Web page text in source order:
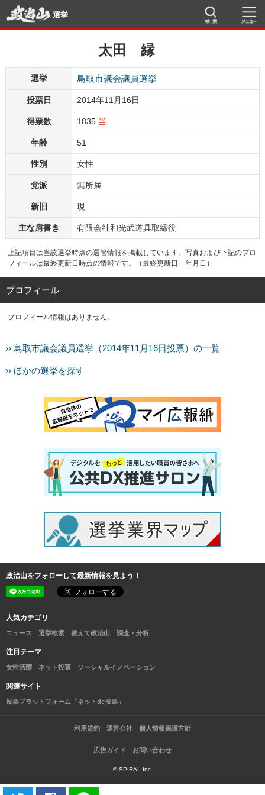
選挙
太田 縁
選挙 鳥取市議会議員選挙
投票日 2014年11月16日
得票数 1835 当
年齢 51
性別 女性
党派 無所属
新旧 現
主な肩書き 有限会社和光武道具取締役
上記項目は当該選挙時点の選管情報を掲載しています。写真および下記のプロ
フィールは最終更新日時点の情報です。（最終更新日 年月日）
プロフィール
プロフィール情報はありません。
›› 鳥取市議会議員選挙（2014年11月16日投票）の一覧
›› ほかの選挙を探す
政治山をフォローして最新情報を見よう！
人気カテゴリ
ニュース 選挙検索 教えて政治山 調査・分析
注目テーマ
女性活躍 ネット投票 ソーシャルイノベーション
関連サイト
投票プラットフォーム「ネットde投票」
利用規約 運営会社 個人情報保護方針
広告ガイド お問い合わせ
© SPIRAL Inc.